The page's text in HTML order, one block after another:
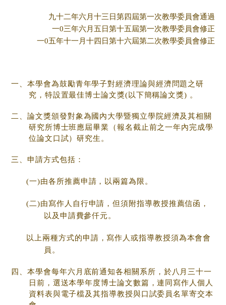
九十二年六月十三日第四屆第一次教學委員會通過
一0三年六月五日第十五屆第一次教學委員會修正
一0五年十一月十四日第十六屆第二次教學委員會修正
一、本學會為鼓勵青年學子對經濟理論與經濟問題之研
究，特設置最佳博士論文獎(以下簡稱論文獎) 。
二、論文獎頒發對象為國內大學暨獨立學院經濟及其相關
研究所博士班應屆畢業（報名截止前之一年內完成學
位論文口試）研究生。
三、申請方式包括：
(一)由各所推薦申請，以兩篇為限。
(二)由寫作人自行申請，但須附指導教授推薦信函，
以及申請費參仟元。
以上兩種方式的申請，寫作人或指導教授須為本會會
員。
四、本學會每年六月底前通知各相關系所，於八月三十一
日前，選送本學年度博士論文數篇，連同寫作人個人
資料表與電子檔及其指導教授與口試委員名單寄交本